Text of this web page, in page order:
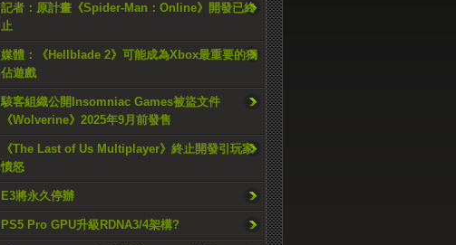
記者：原計畫《Spider-Man：Online》開發已終
止
媒體：《Hellblade 2》可能成為Xbox最重要的獨
佔遊戲
駭客組織公開Insomniac Games被盜文件
《Wolverine》2025年9月前發售
《The Last of Us Multiplayer》終止開發引玩家
憤怒
E3將永久停辦
PS5 Pro GPU升級RDNA3/4架構?